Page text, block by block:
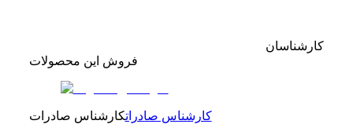
کارشناسان
فروش این محصولات
کارشناس صادراتکارشناس صادرات